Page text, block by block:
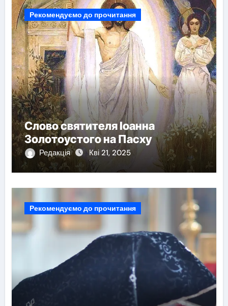
Рекомендуємо до прочитання
Слово святителя Іоанна
Золотоустого на Пасху
Редакція Кві 21, 2025
Рекомендуємо до прочитання